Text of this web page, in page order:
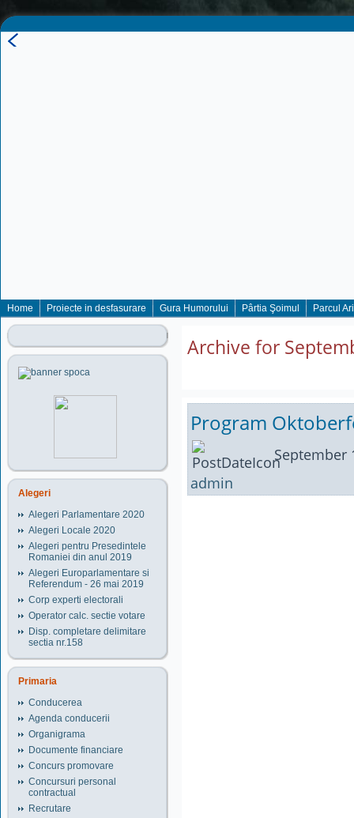
Home Proiecte in desfasurare Gura Humorului Pârtia Şoimul Parcul
Alegeri
Alegeri Parlamentare 2020
Alegeri Locale 2020
Alegeri pentru Presedintele
Romaniei din anul 2019
Alegeri Europarlamentare si
Referendum - 26 mai 2019
Corp experti electorali
Operator calc. sectie votare
Disp. completare delimitare
sectia nr.158
Primaria
Conducerea
Agenda conducerii
Organigrama
Documente financiare
Concurs promovare
Concursuri personal
contractual
Recrutare
Archive for
Program
admin